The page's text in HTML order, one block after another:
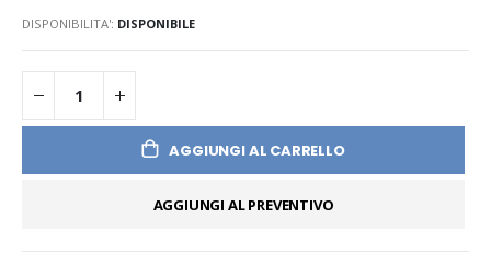
DISPONIBILITA': DISPONIBILE
AGGIUNGI AL CARRELLO
AGGIUNGI AL PREVENTIVO